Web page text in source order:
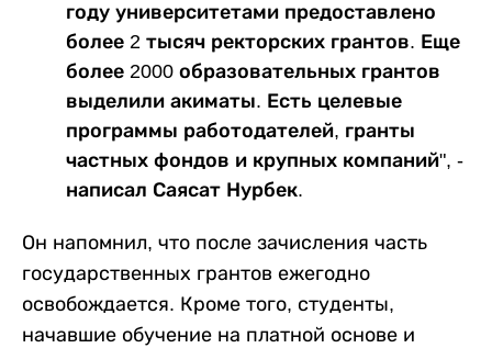
году университетами предоставлено
более 2 тысяч ректорских грантов. Еще
более 2000 образовательных грантов
выделили акиматы. Есть целевые
программы работодателей, гранты
частных фондов и крупных компаний", -
написал Саясат Нурбек.
Он напомнил, что после зачисления часть
государственных грантов ежегодно
освобождается. Кроме того, студенты,
начавшие обучение на платной основе и